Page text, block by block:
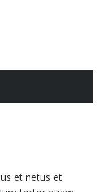
et netus et